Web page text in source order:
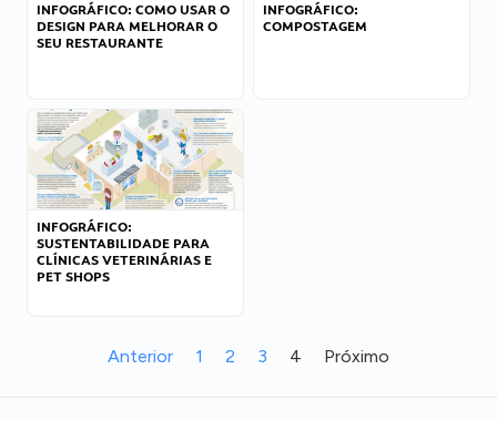
INFOGRÁFICO: COMO USAR O
DESIGN PARA MELHORAR O
SEU RESTAURANTE
INFOGRÁFICO:
COMPOSTAGEM
INFOGRÁFICO:
SUSTENTABILIDADE PARA
CLÍNICAS VETERINÁRIAS E
PET SHOPS
Anterior 1 2 3 4 Próximo